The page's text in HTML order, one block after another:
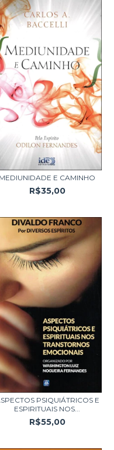
MEDIUNIDADE E CAMINHO
R$35,00
PSIQUIÁTRICOS E
ESPIRITUAIS NOS...
R$55,00